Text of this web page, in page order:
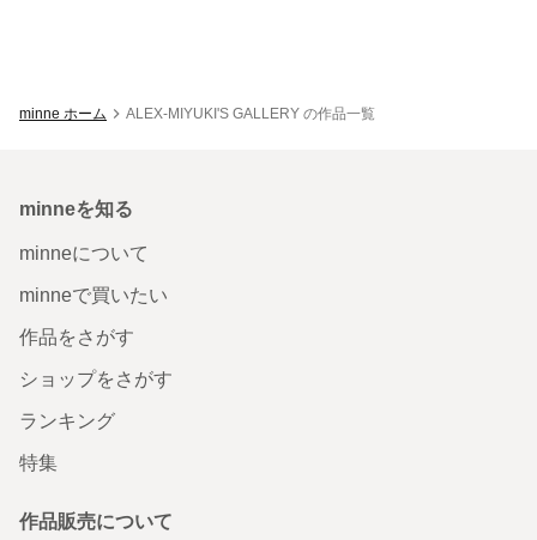
minne ホーム ALEX-MIYUKI'S GALLERY の作品一覧
minneを知る
minneについて
minneで買いたい
作品をさがす
ショップをさがす
ランキング
特集
作品販売について